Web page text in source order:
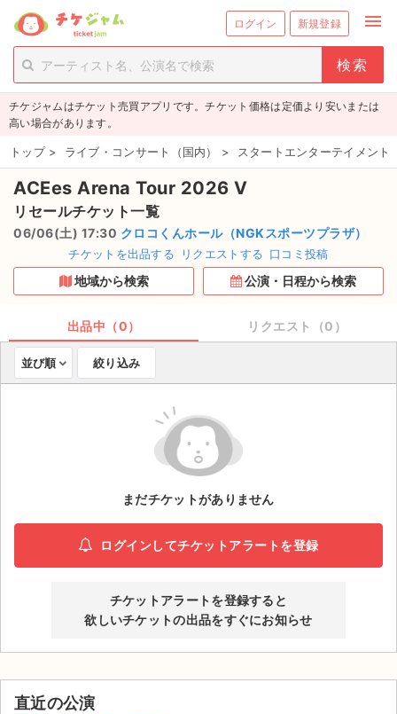
ログイン 新規登録 menu
person_add 新規会員登録
チケットを探す
新着チケット
値下げしたチケット
都道府県からチケットを探す
もうすぐ開催のチケット
取扱チケット
ライブ・コンサート（海外）
演劇・ミュージカル
AIに質問する
チケジャムはチケット売買アプリです。チケット価格は定価より安いまたは
高い場合があります。
トップ > ライブ・コンサート（国内） > スタートエンターテイメント
ACEes Arena Tour 2026 V
リセールチケット一覧
06/06(土) 17:30 クロコくんホール（NGKスポーツプラザ）
チケットを出品する リクエストする 口コミ投稿
地域から検索 公演・日程から検索
出品中（0） リクエスト（0）
並び順 絞り込み
まだチケットがありません
ログインしてチケットアラートを登録
チケットアラートを登録すると
欲しいチケットの出品をすぐにお知らせ
直近の公演